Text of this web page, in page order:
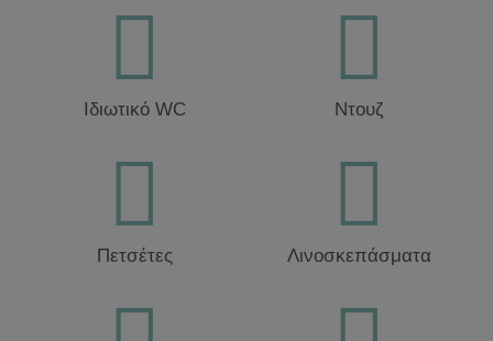
Ιδιωτικό WC Ντουζ
Πετσέτες Λινοσκεπάσματα